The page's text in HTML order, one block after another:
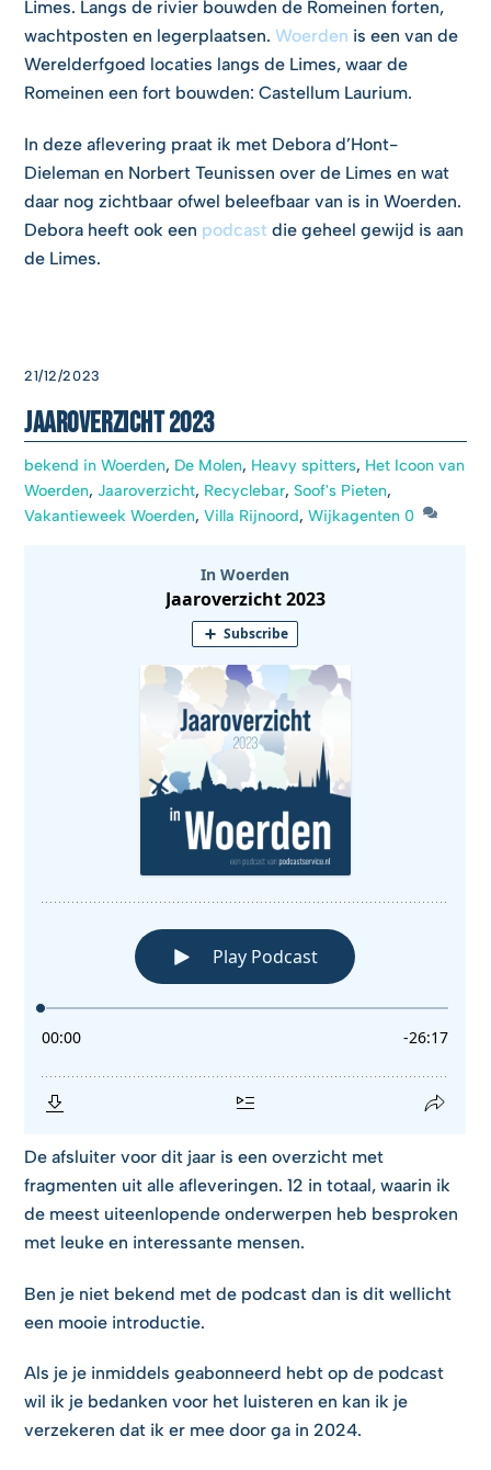
Limes. Langs de rivier bouwden de Romeinen forten,
wachtposten en legerplaatsen.Woerden is een van de
Werelderfgoed locaties langs de Limes, waar de
Romeinen een fort bouwden: Castellum Laurium.
In deze aflevering praat ik met Debora d’Hont-
Dieleman en Norbert Teunissen over de Limes en wat
daar nog zichtbaar ofwel beleefbaar van is in Woerden.
Debora heeft ook een podcast die geheel gewijd is aan
de Limes.
21/12/2023
Jaaroverzicht 2023
bekend in Woerden, De Molen, Heavy spitters, Het Icoon van
Woerden, Jaaroverzicht, Recyclebar,Soof's Pieten,
Vakantieweek Woerden,Villa Rijnoord,Wijkagenten 0
De afsluiter voor dit jaar is een overzicht met
fragmenten uit alle afleveringen. 12 in totaal, waarin ik
de meest uiteenlopende onderwerpen heb besproken
met leuke en interessante mensen.
Ben je niet bekend met de podcast dan is dit wellicht
een mooie introductie.
Als je je inmiddels geabonneerd hebt op de podcast
wil ik je bedanken voor het luisteren en kan ik je
verzekeren dat ik er mee door ga in 2024.